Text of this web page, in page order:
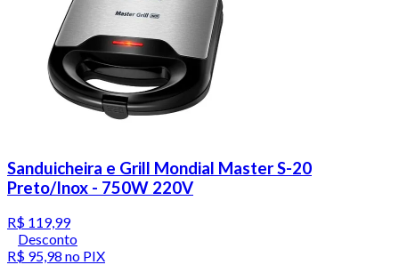
Sanduicheira e Grill Mondial Master S-20
Preto/Inox - 750W 220V
R$ 119,99
Desconto
R$ 95,98 no PIX